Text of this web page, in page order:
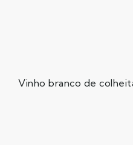
Vinho branco de